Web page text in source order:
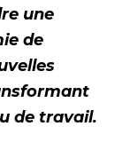
une
de
de travail.